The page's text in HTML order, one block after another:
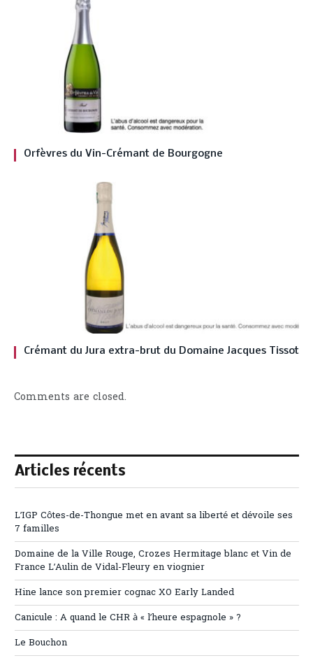
Orfèvres du Vin-Crémant de Bourgogne
Crémant du Jura extra-brut du Domaine Jacques Tissot
Comments are closed.
Articles récents
L’IGP Côtes-de-Thongue met en avant sa liberté et dévoile ses
7 familles
Domaine de la Ville Rouge, Crozes Hermitage blanc et Vin de
France L’Aulin de Vidal-Fleury en viognier
Hine lance son premier cognac XO Early Landed
Canicule : A quand le CHR à « l’heure espagnole » ?
Le Bouchon